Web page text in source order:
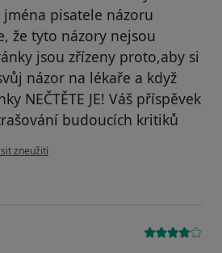
pisatele názoru
že tyto názory nejsou
jsou zřízeny proto,aby si
názor na lékaře a když
NEČTĚTE JE! Váš příspěvek
budoucích kritiků
uživatele Josef
zneužití